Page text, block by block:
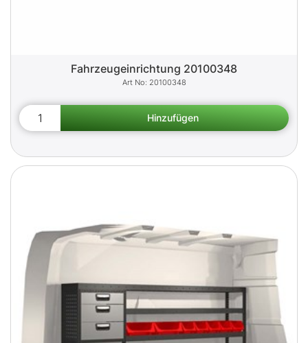
Fahrzeugeinrichtung 20100348
20100348